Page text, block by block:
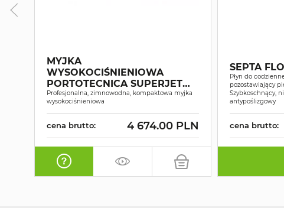
MYJKA
WYSOKOCIŚNIENIOWA
PORTOTECNICA SUPERJET
1609P
Profesjonalna, zimnowodna, kompaktowa myjka
wysokociśnieniowa
cena brutto: 4 674.00 PLN
SEPTA
Płyn do
pozostawiający
Szybkoschnący,
antypoślizgowy
cena brutto: